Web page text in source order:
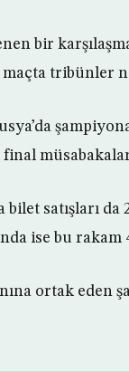
bir
maçta tribünler
bilet satışları
ise bu
ortak eden